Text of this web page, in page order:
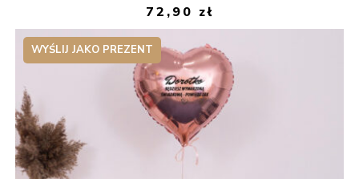
72,90 zł
WYŚLIJ JAKO PREZENT